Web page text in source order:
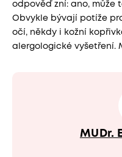
odpověď zní: ano, může
Obvykle bývají potíže
očí, někdy i kožní
alergologické vyšetření.
MUDr.